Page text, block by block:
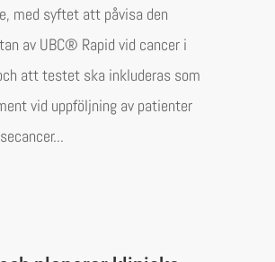
med syftet att påvisa den
av UBC® Rapid vid cancer i
att testet ska inkluderas som
vid uppföljning av patienter